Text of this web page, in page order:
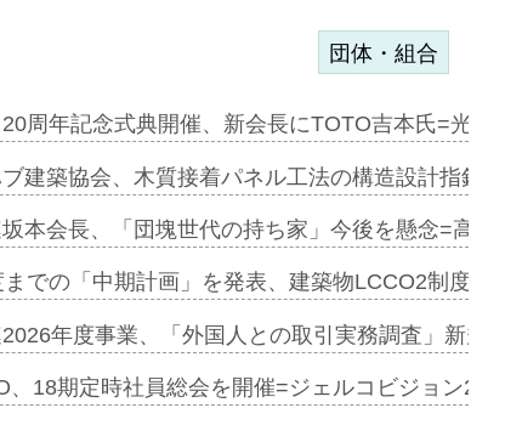
案=P…
ビ…
リンナ…
む=…
団体・組合
周年記念式典開催、新会長にTOTO吉本氏=光
建築協会、木質接着パネル工法の構造設計指針
本会長、「団塊世代の持ち家」今後を懸念=高
までの「中期計画」を発表、建築物LCCO2制度
年度事業、「外国人との取引実務調査」新規
、18期定時社員総会を開催=ジェルコビジョン